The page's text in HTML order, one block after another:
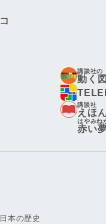
講談社の
動く
講談社
えほ
はやみね
赤い
本の歴史